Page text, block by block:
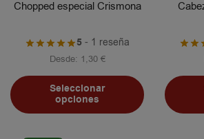
Chopped especial Crismona
5 - 1 reseña
Desde: 1,30 €
Seleccionar
opciones